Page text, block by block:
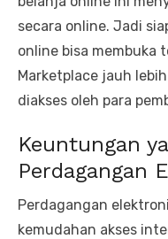
secara online. Jadi
online bisa membuka
Marketplace jauh
diakses oleh para
Keuntungan
Perdagangan
Perdagangan
kemudahan akses